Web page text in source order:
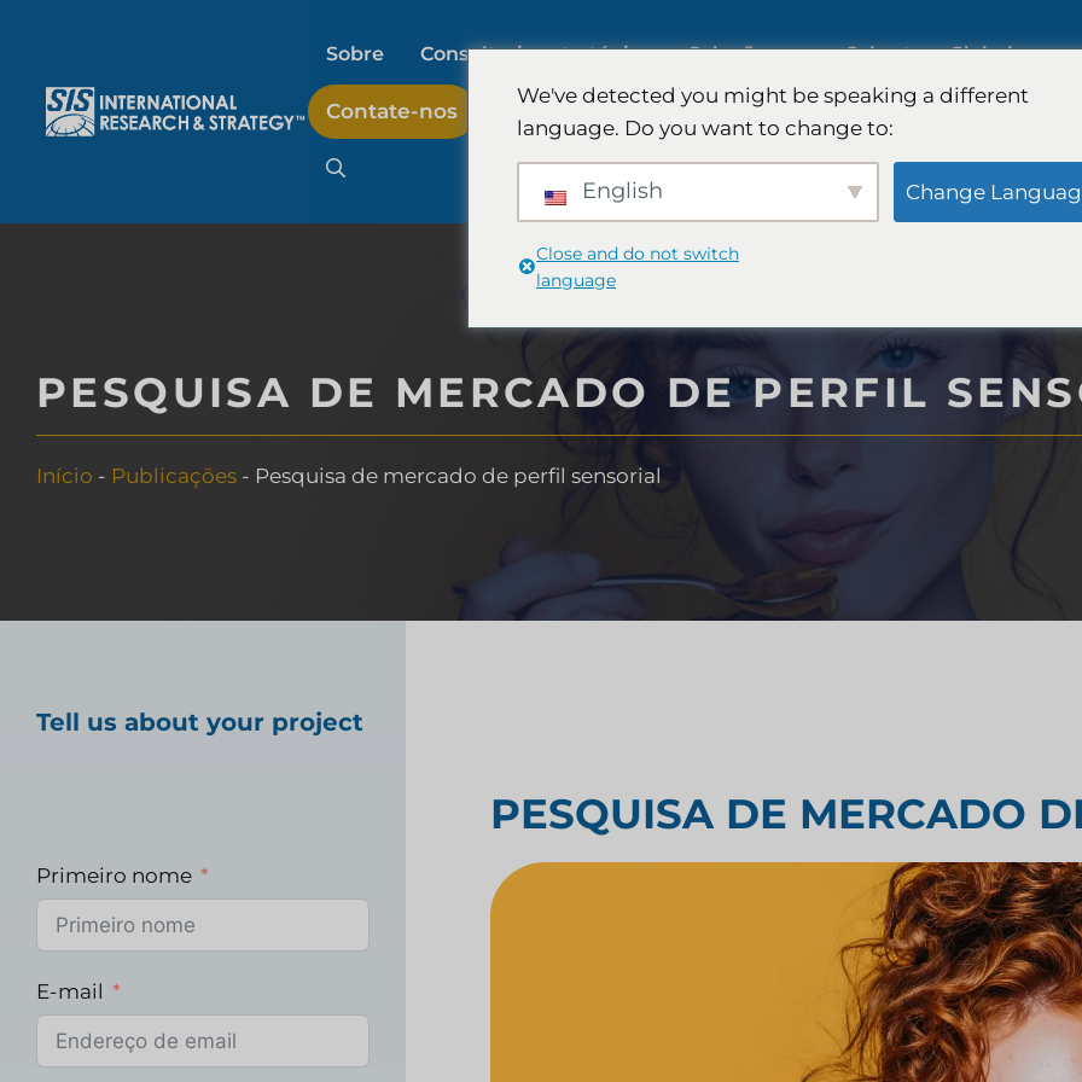
conteúdo
Sobre Consultoria estratégica Soluções
Pesquisa de mercado de IA
Pesquisa de mercado do
consumidor
Pesquisa e estratégia FinTech
Teste de produto alimentício
Pesquisa de mercado
internacional
Pesquisa qualitativa e
Cobertura Global
Contate-nos
PESQUISA DE MERCADO DE PERFIL
Início - Publicações - Pesquisa de mercado de perfil sensorial
PESQUISA DE MERCADO
Tell us about your project
Primeiro nome
E-mail
We've detected you might be speaking a different
language. Do you want to change to:
English Change
Close and do not switch
language